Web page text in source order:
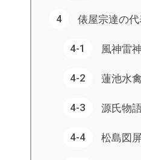
俵屋宗達の
風神雷
蓮池水
源氏物
松島図